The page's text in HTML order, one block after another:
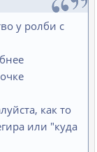
у ролби с
как то
или "куда